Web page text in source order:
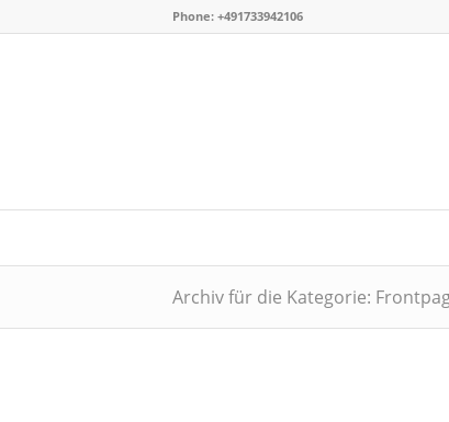
Phone: +491733942106
Archiv für die Kategorie: